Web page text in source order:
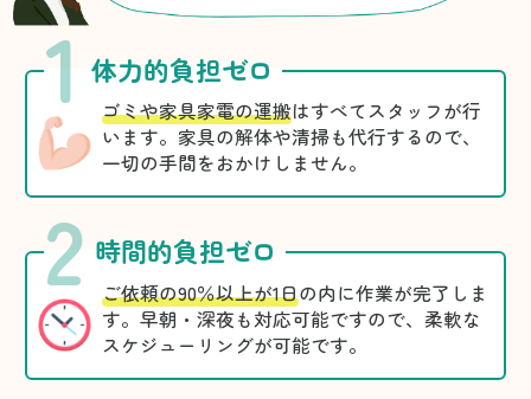
1 体力的負担ゼロ
ゴミや家具家電の運搬はすべてスタッフが行
います。家具の解体や清掃も代行するので、
一切の手間をおかけしません。
2 時間的負担ゼロ
ご依頼の90％以上が1日の内に作業が完了しま
す。早朝・深夜も対応可能ですので、柔軟な
スケジューリングが可能です。